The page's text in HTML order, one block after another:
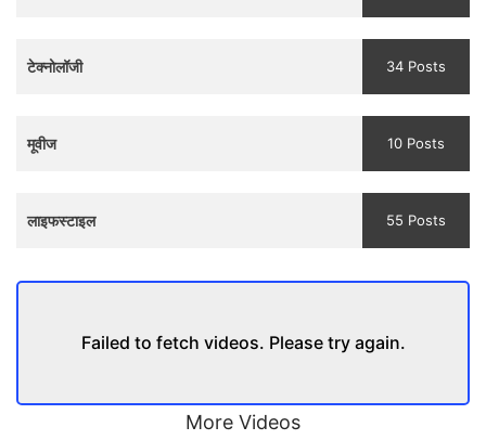
टेक्नोलॉजी 34 Posts
मूवीज 10 Posts
लाइफस्टाइल 55 Posts
Failed to fetch videos. Please try again.
More Videos